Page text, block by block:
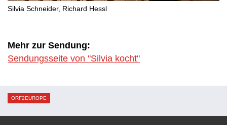
Silvia Schneider, Richard Hessl
Mehr zur Sendung:
Sendungsseite von "Silvia kocht"
ORF2EUROPE